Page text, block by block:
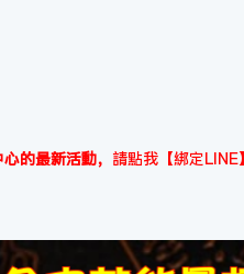
的最新活動， 請點我【綁定LINE】